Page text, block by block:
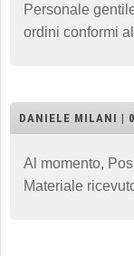
Personale
ordini conformi
DANIELE MILANI |
Al momento,
Materiale